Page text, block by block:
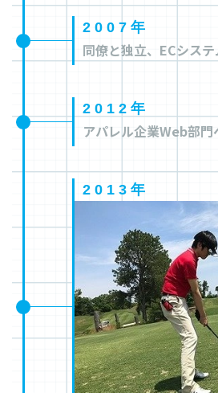
2007年
同僚と独立、ECシス
2012年
アパレル企業Web部門
2013年